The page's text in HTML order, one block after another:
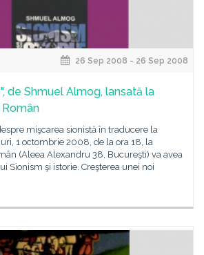
26 Sep 2008 - 26 Sep 2008
de Shmuel Almog, lansată la
mişcarea sionistă în traducere la
1 octombrie 2008, de la ora 18, la
(Aleea Alexandru 38, Bucureşti) va avea
Sionism şi istorie. Creşterea unei noi